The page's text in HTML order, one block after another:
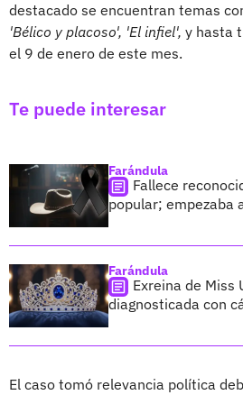
destacado se encuentran temas
'Bélico y placoso', 'El infiel', y hasta
el 9 de enero de este mes.
Te puede interesar
Farándula
Fallece
popular; empezaba
Farándula
Exreina de Miss
diagnosticada con
El caso tomó relevancia política